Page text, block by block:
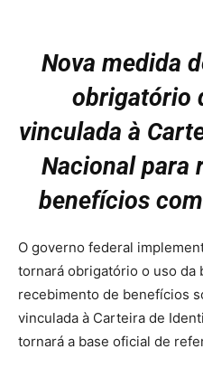
Nova medida
obrigatório
vinculada à
Nacional para
benefícios
O governo federal
tornará obrigatório o uso da
recebimento de benefícios
vinculada à Carteira de
tornará a base oficial de